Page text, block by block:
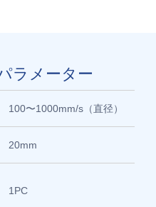
ラメーター
100〜1000mm/s（直径）
20mm
1PC